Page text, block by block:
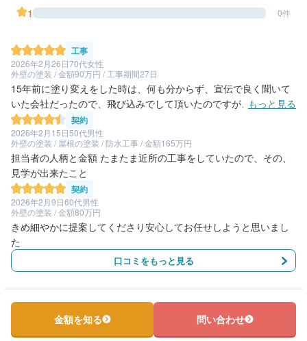
1 0件
工事
2026年2月26日70代女性
外壁の塗装 / 金額90万円 / 工事期間27日
15年前に塗り変えをした時は、何も分からず、宣伝で良く聞いて
いた会社だったので、飛び込みでして頂いたのですが、今回はヌ
リカエさんに４社紹介して頂きました！ その中から、個人でされ
ているクローバーホームさんにお願いしました！ コスパも良かっ
たし、アドバイスも頂き、私の手が届かない所など、壁塗り以外
にもお願いしていたら、忘れずにして下さったりで、本当に助か
りました、 又塗り変えの時はお願いしょうと思います！
もっと見る
契約
2026年2月15日50代男性
外壁の塗装 / 屋根の塗装 / 防水工事 / 金額165万円
担当者の人柄と金額 たまたま近所の工事をしていたので、その、
見学が出来たこと
契約
2026年2月9日60代男性
外壁の塗装 / 金額80万円
きめ細やかに提案してくださり安心してお任せしようと思いまし
た
口コミをもっと見る
金額を知る 問い合わせ